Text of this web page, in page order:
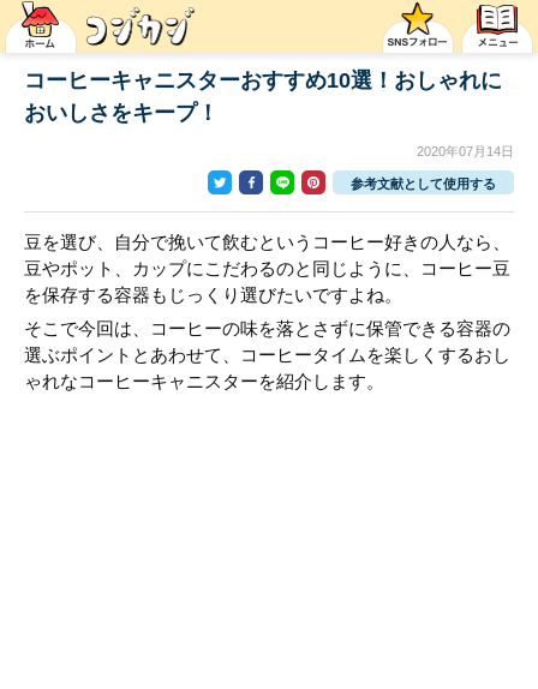
コーヒーキャニスターおすすめ10選！おしゃれに
おいしさをキープ！
2020年07月14日
参考文献として使用する
豆を選び、自分で挽いて飲むというコーヒー好きの人なら、
豆やポット、カップにこだわるのと同じように、コーヒー豆
を保存する容器もじっくり選びたいですよね。
そこで今回は、コーヒーの味を落とさずに保管できる容器の
選ぶポイントとあわせて、コーヒータイムを楽しくするおし
ゃれなコーヒーキャニスターを紹介します。